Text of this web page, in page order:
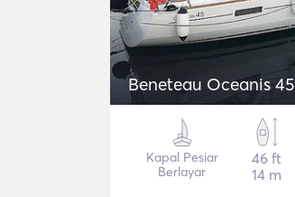
Beneteau Oceanis 45
Kapal Pesiar
Berlayar
46 ft
14 m